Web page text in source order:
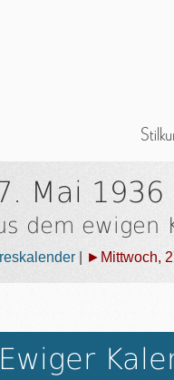
Mai 1936
dem ewigen
►Mittwoch,
Ewiger